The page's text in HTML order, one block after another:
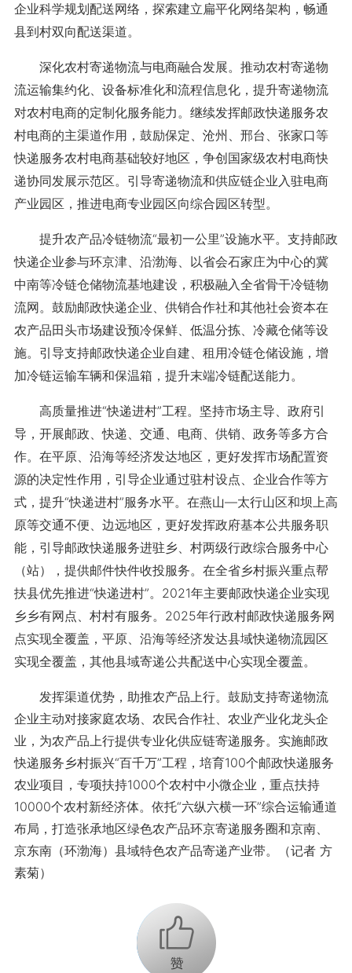
企业科学规划配送网络，探索建立扁平化网络架构，畅通
县到村双向配送渠道。
深化农村寄递物流与电商融合发展。推动农村寄递物
流运输集约化、设备标准化和流程信息化，提升寄递物流
对农村电商的定制化服务能力。继续发挥邮政快递服务农
村电商的主渠道作用，鼓励保定、沧州、邢台、张家口等
快递服务农村电商基础较好地区，争创国家级农村电商快
递协同发展示范区。引导寄递物流和供应链企业入驻电商
产业园区，推进电商专业园区向综合园区转型。
提升农产品冷链物流“最初一公里”设施水平。支持邮政
快递企业参与环京津、沿渤海、以省会石家庄为中心的冀
中南等冷链仓储物流基地建设，积极融入全省骨干冷链物
流网。鼓励邮政快递企业、供销合作社和其他社会资本在
农产品田头市场建设预冷保鲜、低温分拣、冷藏仓储等设
施。引导支持邮政快递企业自建、租用冷链仓储设施，增
加冷链运输车辆和保温箱，提升末端冷链配送能力。
高质量推进“快递进村”工程。坚持市场主导、政府引
导，开展邮政、快递、交通、电商、供销、政务等多方合
作。在平原、沿海等经济发达地区，更好发挥市场配置资
源的决定性作用，引导企业通过驻村设点、企业合作等方
式，提升“快递进村”服务水平。在燕山—太行山区和坝上高
原等交通不便、边远地区，更好发挥政府基本公共服务职
能，引导邮政快递服务进驻乡、村两级行政综合服务中心
（站），提供邮件快件收投服务。在全省乡村振兴重点帮
扶县优先推进“快递进村”。2021年主要邮政快递企业实现
乡乡有网点、村村有服务。2025年行政村邮政快递服务网
点实现全覆盖，平原、沿海等经济发达县域快递物流园区
实现全覆盖，其他县域寄递公共配送中心实现全覆盖。
发挥渠道优势，助推农产品上行。鼓励支持寄递物流
企业主动对接家庭农场、农民合作社、农业产业化龙头企
业，为农产品上行提供专业化供应链寄递服务。实施邮政
快递服务乡村振兴“百千万”工程，培育100个邮政快递服务
农业项目，专项扶持1000个农村中小微企业，重点扶持
10000个农村新经济体。依托“六纵六横一环”综合运输通道
布局，打造张承地区绿色农产品环京寄递服务圈和京南、
京东南（环渤海）县域特色农产品寄递产业带。（记者 方
素菊）
+1